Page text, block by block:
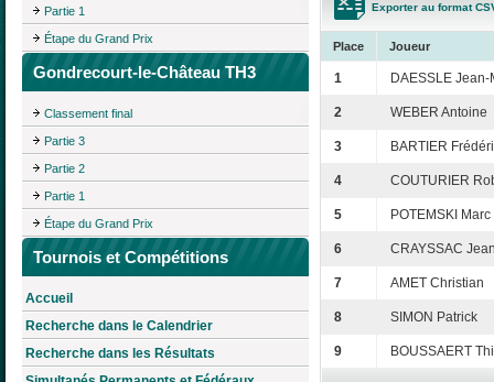
Partie 1
Étape du Grand Prix
Gondrecourt-le-Château TH3
Classement final
Partie 3
Partie 2
Partie 1
Étape du Grand Prix
Tournois et Compétitions
Accueil
Recherche dans le Calendrier
Recherche dans les Résultats
Exporter au format
Place Joueur
1 DAESSLE Jean-
2 WEBER Antoine
3 BARTIER
4 COUTURIER
5 POTEMSKI Marc
6 CRAYSSAC
7 AMET Christian
8 SIMON Patrick
9 BOUSSAERT